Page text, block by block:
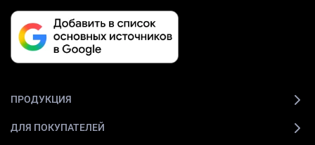
ПРОДУКЦИЯ
ДЛЯ ПОКУПАТЕЛЕЙ